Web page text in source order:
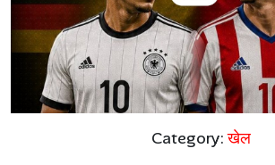
Category:खेल